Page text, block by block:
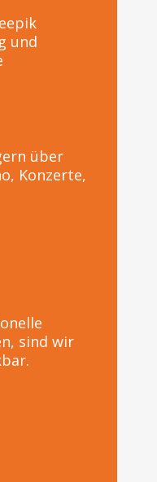
und
über
Konzerte,
sind wir